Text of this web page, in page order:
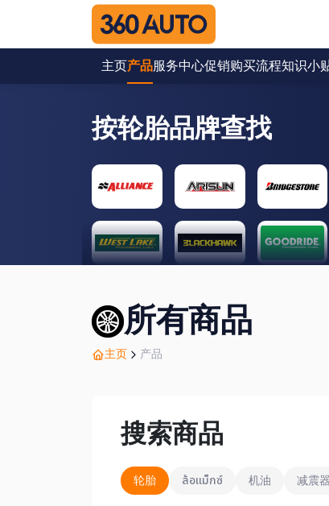
主页产品服务中心促销购买流程知识小
按轮胎品牌查找
所有商品
主页 产品
搜索商品
轮胎 ล้อแม็กซ์ 机油 减震器